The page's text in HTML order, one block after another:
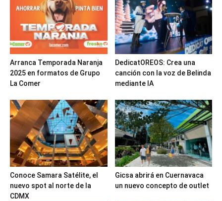
Arranca Temporada Naranja
2025 en formatos de Grupo
La Comer
DedicatOREOS: Crea una
canción con la voz de Belinda
mediante IA
Conoce Samara Satélite, el
nuevo spot al norte de la
CDMX
Gicsa abrirá en Cuernavaca
un nuevo concepto de outlet